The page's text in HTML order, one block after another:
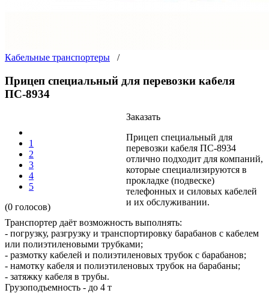
Кабельные транспортеры /
Прицеп специальный для перевозки кабеля
ПС-8934
1
2
3
4
5
(0 голосов)
Заказать
Прицеп специальный для
перевозки кабеля ПС-8934
отлично подходит для компаний,
которые специализируются в
прокладке (подвеске)
телефонных и силовых кабелей
и их обслуживании.
Транспортер даёт возможность выполнять:
- погрузку, разгрузку и транспортировку барабанов с кабелем
или полиэтиленовыми трубками;
- размотку кабелей и полиэтиленовых трубок с барабанов;
- намотку кабеля и полиэтиленовых трубок на барабаны;
- затяжку кабеля в трубы.
Грузоподъемность - до 4 т